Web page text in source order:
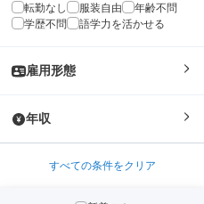
転勤なし
服装自由
年齢不問
学歴不問
語学力を活かせる
雇用形態
年収
すべての条件をクリア